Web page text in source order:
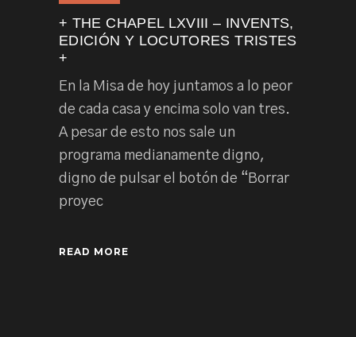
+ THE CHAPEL LXVIII – INVENTS,
EDICIÓN Y LOCUTORES TRISTES
+
En la Misa de hoy juntamos a lo peor
de cada casa y encima solo van tres.
A pesar de esto nos sale un
programa medianamente digno,
digno de pulsar el botón de “Borrar
proyec
READ MORE